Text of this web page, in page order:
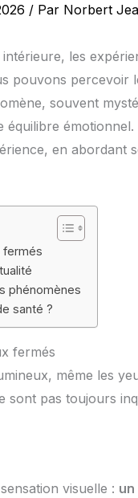
/ Par Norbert
les
pouvons percevoir
souvent
en abordant
fermés
phénomènes
santé ?
fermés
même les
sont pas toujours
visuelle :